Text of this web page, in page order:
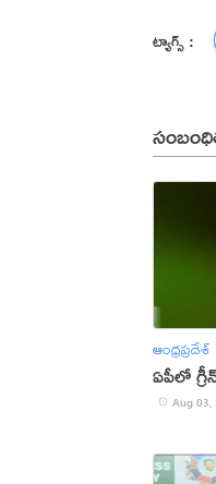
ట్యాగ్స్ :
ఆంధ్రప్రదేశ్
ఏపీలో
Aug 03,